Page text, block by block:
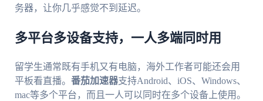
务器，让你几乎感觉不到延迟。
多平台多设备支持，一人多端同时用
留学生通常既有手机又有电脑，海外工作者可能还会用
平板看直播。 番茄加速器支持Android、iOS、Windows、
mac等多个平台，而且一人可以同时在多个设备上使用。